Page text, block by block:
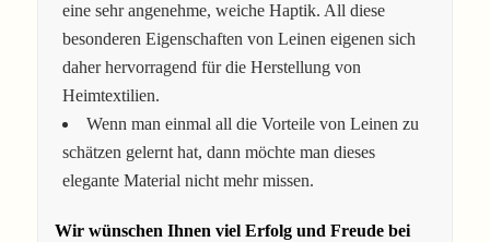
eine sehr angenehme, weiche Haptik. All diese
besonderen Eigenschaften von Leinen eigenen sich
daher hervorragend für die Herstellung von
Heimtextilien.
Wenn man einmal all die Vorteile von Leinen zu
schätzen gelernt hat, dann möchte man dieses
elegante Material nicht mehr missen.
Wir wünschen Ihnen viel Erfolg und Freude bei